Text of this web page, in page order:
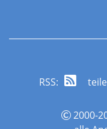
RSS:
2000-